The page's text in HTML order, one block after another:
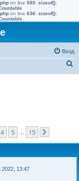
on line 580: sizeof():
on line 636: sizeof():
Вход
4 5 15
2022, 13:47